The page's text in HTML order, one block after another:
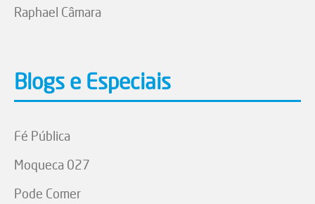
Raphael Câmara
Blogs e Especiais
Fé Pública
Moqueca 027
Pode Comer